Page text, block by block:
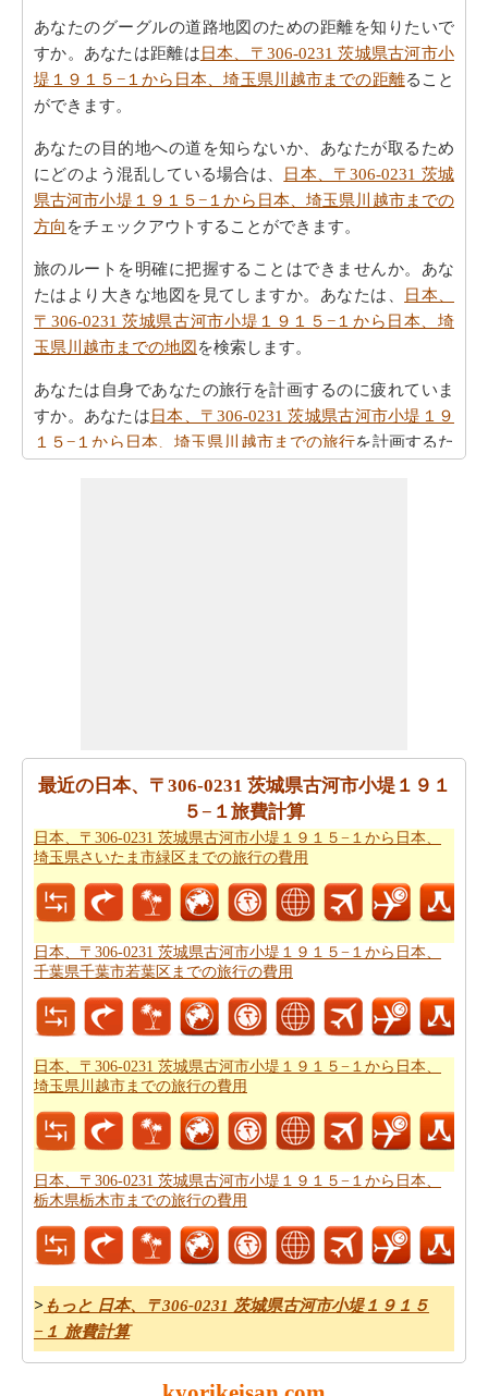
あなたのグーグルの道路地図のための距離を知りたいで
すか。あなたは距離は日本、〒306-0231 茨城県古河市小
堤１９１５−１から日本、埼玉県川越市までの距離ること
ができます。
あなたの目的地への道を知らないか、あなたが取るため
にどのよう混乱している場合は、
日本、〒306-0231 茨城
県古河市小堤１９１５−１から日本、埼玉県川越市までの
方向 をチェックアウトすることができます。
旅のルートを明確に把握することはできませんか。あな
たはより大きな地図を見てしますか。あなたは、
日本、
〒306-0231 茨城県古河市小堤１９１５−１から日本、埼
玉県川越市までの地図を検索します。
あなたは自身であなたの旅行を計画するのに疲れていま
すか。あなたは日本、〒306-0231 茨城県古河市小堤１９
１５−１から日本、埼玉県川越市までの旅行を計画するた
306-0231 茨城県古河市小堤１９１５−１から日本、埼玉
県川越市までの飛行距離を認識する必要があります。
あなたは飛行機で旅行している場合、また、あなたの旅
のために必要な飛行時間を知りたいかもしれません。あ
なたは 日本、〒306-0231 茨城県古河市小堤１９１５−１
から日本、埼玉県川越市までの飛行時間を得ることがで
あなたは道路で旅行すると停止点やあなたの旅行の途中
可能性を知りたいことを決定した場合、あなたの日本、
〒306-0231 茨城県古河市小堤１９１５−１から日本、埼
玉県川越市までの道路ルートプランを計画し、あなたの
ルートプランナーを使用することができます。
最近の日本、〒306-0231 茨城県古河市小堤１９１
５−１旅費計算
日本、〒306-0231 茨城県古河市小堤１９１５−１から日本、
埼玉県さいたま市緑区までの旅行の費用
日本、〒306-0231 茨城県古河市小堤１９１５−１から日本、
千葉県千葉市若葉区までの旅行の費用
日本、〒306-0231 茨城県古河市小堤１９１５−１から日本、
埼玉県川越市までの旅行の費用
日本、〒306-0231 茨城県古河市小堤１９１５−１から日本、
栃木県栃木市までの旅行の費用
> もっと 日本、〒306-0231 茨城県古河市小堤１９１５
−１ 旅費計算